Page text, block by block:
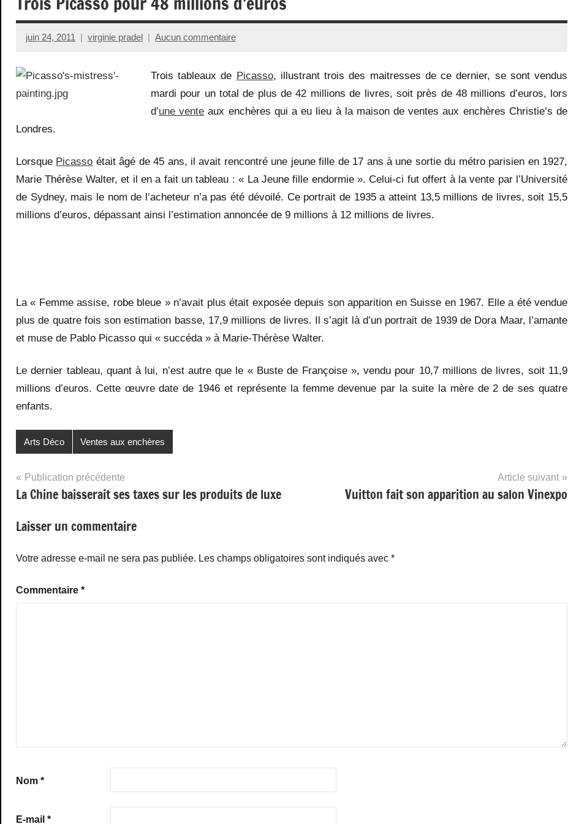
juin 24, 2011 virginie pradel Aucun commentaire
Trois tableaux de Picasso, illustrant trois des maitresses de ce dernier, se sont vendus
mardi pour un total de plus de 42 millions de livres, soit près de 48 millions d’euros, lors
d’une vente aux enchères qui a eu lieu à la maison de ventes aux enchères Christie’s de
Londres.
Lorsque Picasso était âgé de 45 ans, il avait rencontré une jeune fille de 17 ans à une sortie du métro parisien en 1927,
Marie Thérèse Walter, et il en a fait un tableau : « La Jeune fille endormie ». Celui-ci fut offert à la vente par l’Université
de Sydney, mais le nom de l’acheteur n’a pas été dévoilé. Ce portrait de 1935 a atteint 13,5 millions de livres, soit 15,5
millions d’euros, dépassant ainsi l’estimation annoncée de 9 millions à 12 millions de livres.
La « Femme assise, robe bleue » n’avait plus était exposée depuis son apparition en Suisse en 1967. Elle a été vendue
plus de quatre fois son estimation basse, 17,9 millions de livres. Il s’agit là d’un portrait de 1939 de Dora Maar, l’amante
et muse de Pablo Picasso qui « succéda » à Marie-Thérèse Walter.
Le dernier tableau, quant à lui, n’est autre que le « Buste de Françoise », vendu pour 10,7 millions de livres, soit 11,9
millions d’euros. Cette œuvre date de 1946 et représente la femme devenue par la suite la mère de 2 de ses quatre
enfants.
Arts Déco Ventes aux enchères
Navigation
de
l’article
Publication précédente
La Chine baisserait ses taxes sur les produits de luxe
Article suivant
Vuitton fait son apparition au salon Vinexpo
Laisser un commentaire
Votre adresse e-mail ne sera pas publiée. Les champs obligatoires sont indiqués avec *
Commentaire *
Nom *
E-mail *